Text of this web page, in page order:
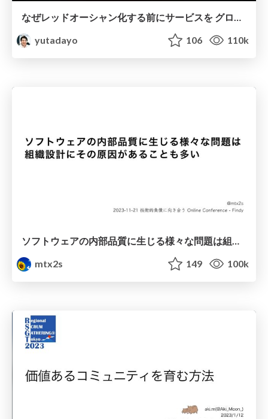
なぜレッドオーシャン化する前にサービスを グロースできなかったのか？ - フリマアプリ編 - @yutadayo
yutadayo
106 110k
mtx2s
149 100k